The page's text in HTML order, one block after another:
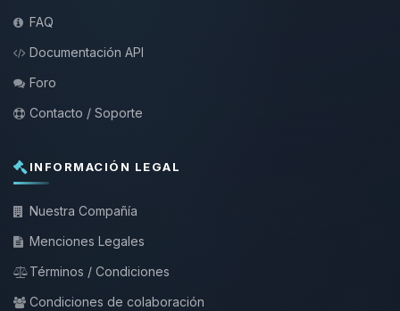
FAQ
Documentación API
Foro
Contacto / Soporte
INFORMACIÓN LEGAL
Nuestra Compañía
Menciones Legales
Términos / Condiciones
Condiciones de colaboración